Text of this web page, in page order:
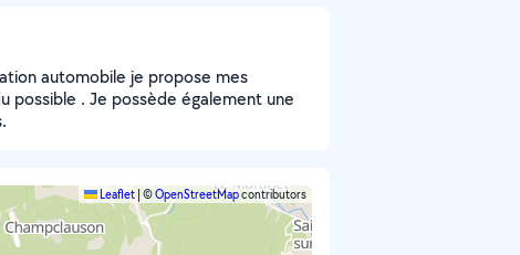
automobile je propose mes
possible . Je possède également une
Leaflet ©OpenStreetMapcontributors